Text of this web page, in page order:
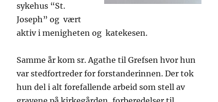
sykehus “St.
Joseph” og vært
aktiv i menigheten og katekesen.
Samme år kom sr. Agathe til Grefsen hvor hun
var stedfortreder for forstanderinnen. Der tok
hun del i alt forefallende arbeid som stell av